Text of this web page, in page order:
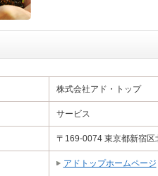
株式会社アド・トップ
サービス
〒169-0074 東京都新宿
アドトップホームページ